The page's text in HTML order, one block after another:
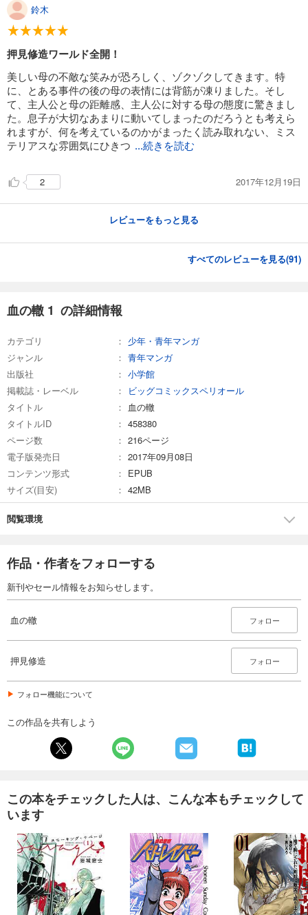
鈴木
押見修造ワールド全開！
美しい母の不敵な笑みが恐ろしく、ゾクゾクしてきます。特
に、とある事件の後の母の表情には背筋が凍りました。そし
て、主人公と母の距離感、主人公に対する母の態度に驚きまし
た。息子が大切なあまりに動いてしまったのだろうとも考えら
れますが、何を考えているのかがまったく読み取れない、ミス
テリアスな雰囲気にひきつ ...続きを読む
2 2017年12月19日
レビューをもっと見る
すべてのレビューを見る(91)
血の轍 1 の詳細情報
カテゴリ
少年・青年マンガ
ジャンル
青年マンガ
出版社
小学館
掲載誌・レーベル
ビッグコミックスペリオール
タイトル
血の轍
タイトルID
458380
ページ数
216ページ
電子版発売日
2017年09月08日
コンテンツ形式
EPUB
サイズ(目安)
42MB
閲覧環境
作品・作者をフォローする
新刊やセール情報をお知らせします。
血の轍 フォロー
押見修造 フォロー
フォロー機能について
この作品を共有しよう
この本をチェックした人は、こんな本もチェックして
います